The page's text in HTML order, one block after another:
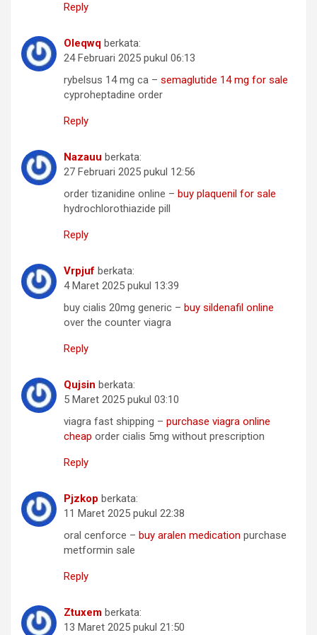
Reply
Oleqwq berkata:
24 Februari 2025 pukul 06:13
rybelsus 14 mg ca – semaglutide 14 mg for sale
cyproheptadine order
Reply
Nazauu berkata:
27 Februari 2025 pukul 12:56
order tizanidine online – buy plaquenil for sale
hydrochlorothiazide pill
Reply
Vrpjuf berkata:
4 Maret 2025 pukul 13:39
buy cialis 20mg generic – buy sildenafil online
over the counter viagra
Reply
Qujsin berkata:
5 Maret 2025 pukul 03:10
viagra fast shipping – purchase viagra online
cheap order cialis 5mg without prescription
Reply
Pjzkop berkata:
11 Maret 2025 pukul 22:38
oral cenforce – buy aralen medication purchase
metformin sale
Reply
Ztuxem berkata:
13 Maret 2025 pukul 21:50